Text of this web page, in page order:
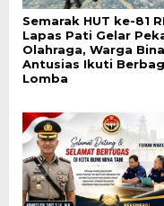
Semarak HUT ke-81
Lapas Pati Gelar
Olahraga, Warga
Antusias Ikuti
Lomba